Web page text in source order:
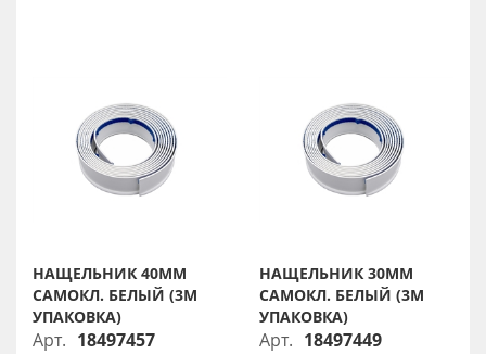
НАЩЕЛЬНИК 40ММ
САМОКЛ. БЕЛЫЙ (3М
УПАКОВКА)
Арт. 18497457
НАЩЕЛЬНИК 30ММ
САМОКЛ. БЕЛЫЙ (3М
УПАКОВКА)
Арт. 18497449